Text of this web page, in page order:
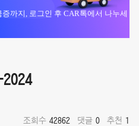
까지, 로그인 후 CAR톡에서 나누세
조회수 42862 댓글 0 추천 1